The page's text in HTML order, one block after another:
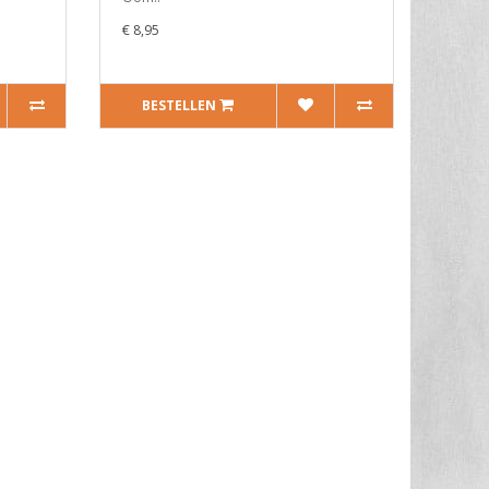
€ 8,95
BESTELLEN